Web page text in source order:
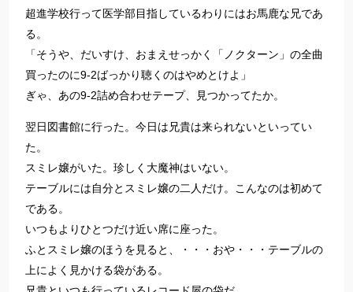
超進学校行って医学部目指しているわりにはお馬鹿な兄であ
る。
「そうや、だいすけ、おまえせっかく「ノクターン」の全曲
買ったのに9-2ばっかり聴くのはやめとけよ」
ぎゃ、あの9-2詰め合わせテープ、見つかってたか。
翌日図書館に行った。今日は兄貴は来られないといってい
た。
スミレ嬢がいた。珍しく大魔神はいない。
テーブルには自分とスミレ嬢の二人だけ。こんなのは初めて
である。
いつもよりひとつだけ近い席に座った。
ふとスミレ嬢のほうを見ると、・・・おや・・・テーブルの
上によく見かける袋がある。